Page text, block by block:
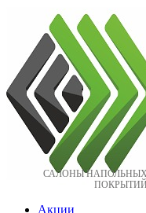
САЛОНЫ
ПОКРЫТИЙ
Акции